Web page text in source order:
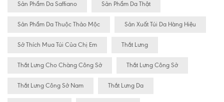
Sản Phẩm Da Saffiano Sản Phẩm Da Thật
Sản Phẩm Da Thuộc Thảo Mộc Sản Xuất Túi Da Hàng Hiệu
Sở Thích Mua Túi Của Chị Em Thắt Lưng
Thắt Lưng Cho Chàng Công Sở Thắt Lưng Công Sở
Thắt Lưng Công Sở Nam Thắt Lưng Da